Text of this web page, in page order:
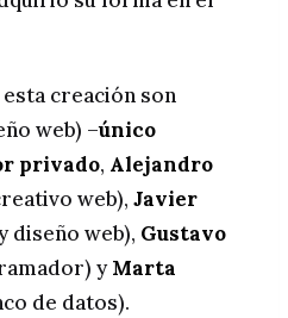
creación son
web) –único
privado, Alejandro
web), Javier
diseño web), Gustavo
yMarta
de datos).